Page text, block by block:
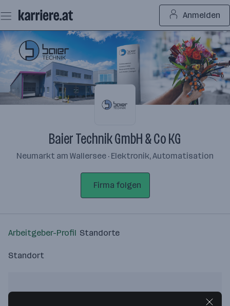
Seiteninhalt
springen
Anmelden
Baier Technik GmbH & Co KG
Neumarkt am Wallersee · Elektronik, Automatisation
Firma folgen
Arbeitgeber-Profil Standorte
Standort